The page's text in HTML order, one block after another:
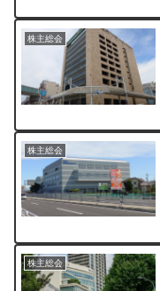
株主総会
株主総会
株主総会